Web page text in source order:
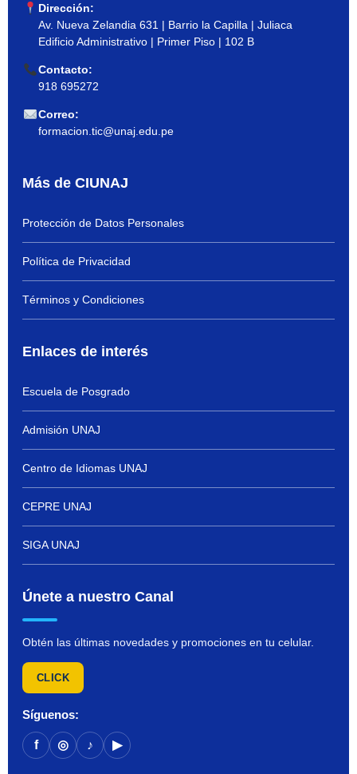
Dirección:
Av. Nueva Zelandia 631 | Barrio la Capilla | Juliaca
Edificio Administrativo | Primer Piso | 102 B
Contacto:
918 695272
Correo:
formacion.tic@unaj.edu.pe
Más de CIUNAJ
Protección de Datos Personales
Política de Privacidad
Términos y Condiciones
Enlaces de interés
Escuela de Posgrado
Admisión UNAJ
Centro de Idiomas UNAJ
CEPRE UNAJ
SIGA UNAJ
Únete a nuestro Canal
Obtén las últimas novedades y promociones en tu celular.
CLICK
Síguenos:
f ◎ ♪ ▶